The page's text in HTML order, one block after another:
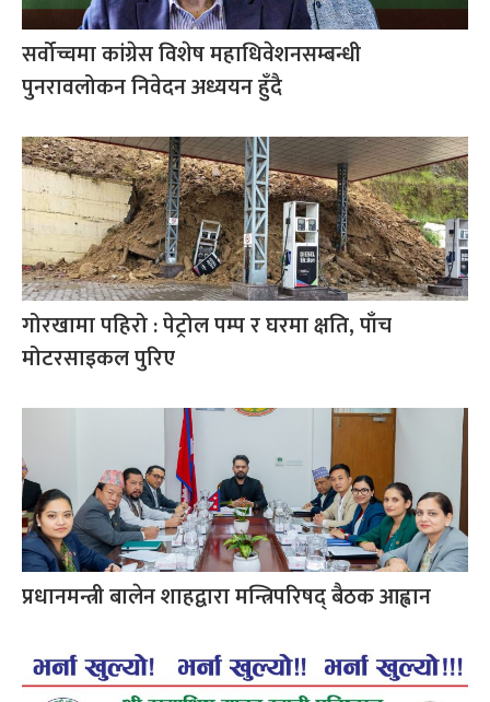
सर्वोच्चमा कांग्रेस विशेष महाधिवेशनसम्बन्धी
पुनरावलोकन निवेदन अध्ययन हुँदै
गोरखामा पहिरो : पेट्रोल पम्प र घरमा क्षति, पाँच
मोटरसाइकल पुरिए
प्रधानमन्त्री बालेन शाहद्वारा मन्त्रिपरिषद् बैठक आह्वान